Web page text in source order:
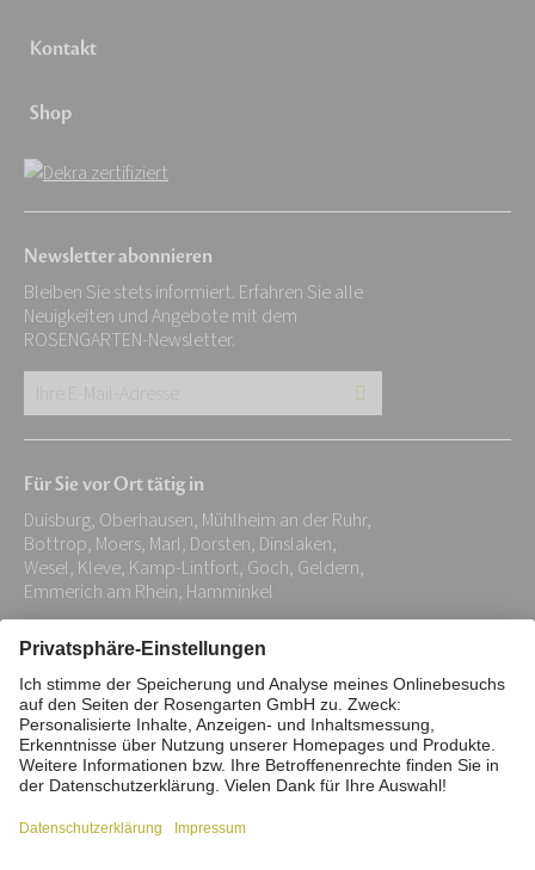
Kontakt
Shop
Newsletter abonnieren
Bleiben Sie stets informiert. Erfahren Sie alle
Neuigkeiten und Angebote mit dem
ROSENGARTEN-Newsletter.
E-
Adresse:
*
Für Sie vor Ort tätig in
Duisburg, Oberhausen, Mühlheim an der Ruhr,
Bottrop, Moers, Marl, Dorsten, Dinslaken,
Wesel, Kleve, Kamp-Lintfort, Goch, Geldern,
Emmerich am Rhein, Hamminkel
Impressum Datenschutz
Stiftung
Interne Meldestelle
Zahlungsmittel
Barrierefreiheitserklärung
Vertrag widerrufen